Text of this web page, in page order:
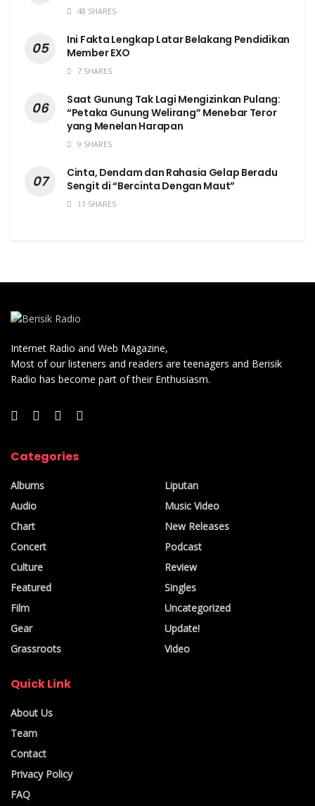
48 SHARES
Ini Fakta Lengkap Latar Belakang Pendidikan
Member EXO
7 SHARES
Saat Gunung Tak Lagi Mengizinkan Pulang:
“Petaka Gunung Welirang” Menebar Teror
yang Menelan Harapan
9 SHARES
Cinta, Dendam dan Rahasia Gelap Beradu
Sengit di “Bercinta Dengan Maut”
11 SHARES
Internet Radio and Web Magazine,
Most of our listeners and readers are teenagers and Berisik
Radio has become part of their Enthusiasm.
Categories
Albums
Audio
Chart
Concert
Culture
Featured
Film
Gear
Grassroots
Liputan
Music Video
New Releases
Podcast
Review
Singles
Uncategorized
Update!
Video
Quick Link
About Us
Team
Contact
Privacy Policy
FAQ